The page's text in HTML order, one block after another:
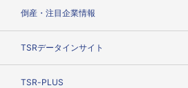
倒産・注目企業情報
TSRデータインサイト
TSR-PLUS